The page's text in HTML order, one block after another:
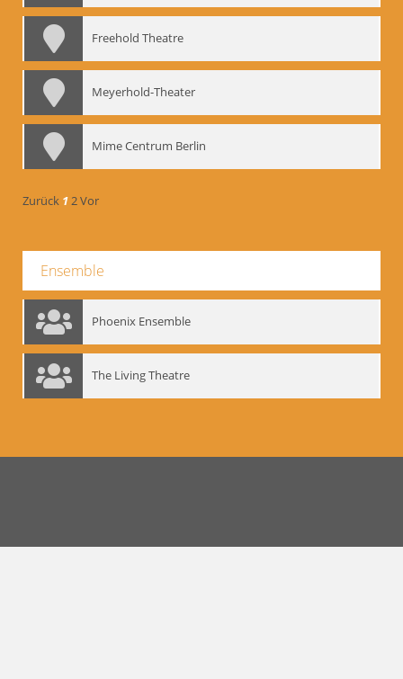
Freehold Theatre
Meyerhold-Theater
Mime Centrum Berlin
Zurück 12Vor
Ensemble
Phoenix Ensemble
The Living Theatre